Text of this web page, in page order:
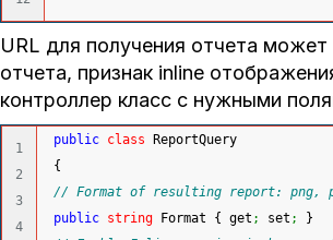
URL для получения отчета
отчета, признак inline
контроллер класс с нужными
1
2
3
4
public class ReportQuery
{
// Format of resulting report: png,
public string Format { get ; set ;
}